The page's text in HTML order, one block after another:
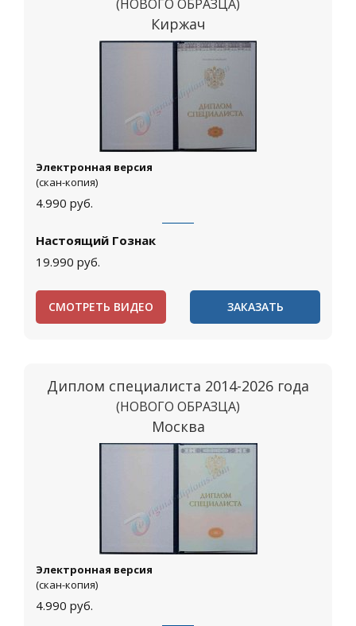
(НОВОГО ОБРАЗЦА)
Киржач
Электронная версия
(скан-копия)
4.990 руб.
Настоящий Гознак
19.990 руб.
СМОТРЕТЬ ВИДЕО ЗАКАЗАТЬ
Диплом специалиста 2014-2026 года
(НОВОГО ОБРАЗЦА)
Москва
Электронная версия
(скан-копия)
4.990 руб.